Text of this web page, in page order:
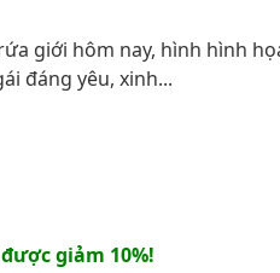
giới hôm nay, hình hình
đáng yêu, xinh...
giảm 10%!